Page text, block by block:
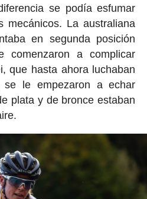
se podía esfumar
mecánicos. La australiana
en segunda posición
a complicar
que hasta ahora luchaban
le empezaron a echar
plata y de bronce estaban